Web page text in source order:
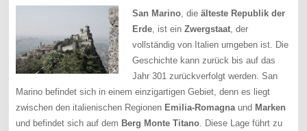
San Marino , dieälteste Republik der
Erde , ist einZwergstaat , der
vollständig von Italien umgeben ist. Die
Geschichte kann zurück bis auf das
Jahr 301 zurückverfolgt werden. San
Marino befindet sich in einem einzigartigen Gebiet, denn es liegt
zwischen den italienischen Regionen Emilia-Romagna und Marken
und befindet sich auf dem Berg Monte Titano . Diese Lage führt zu